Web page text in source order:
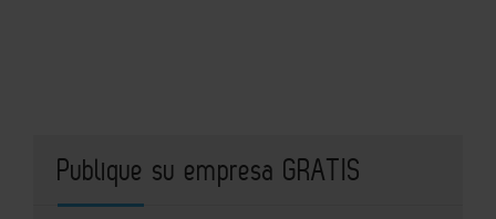
Publique su empresa GRATIS